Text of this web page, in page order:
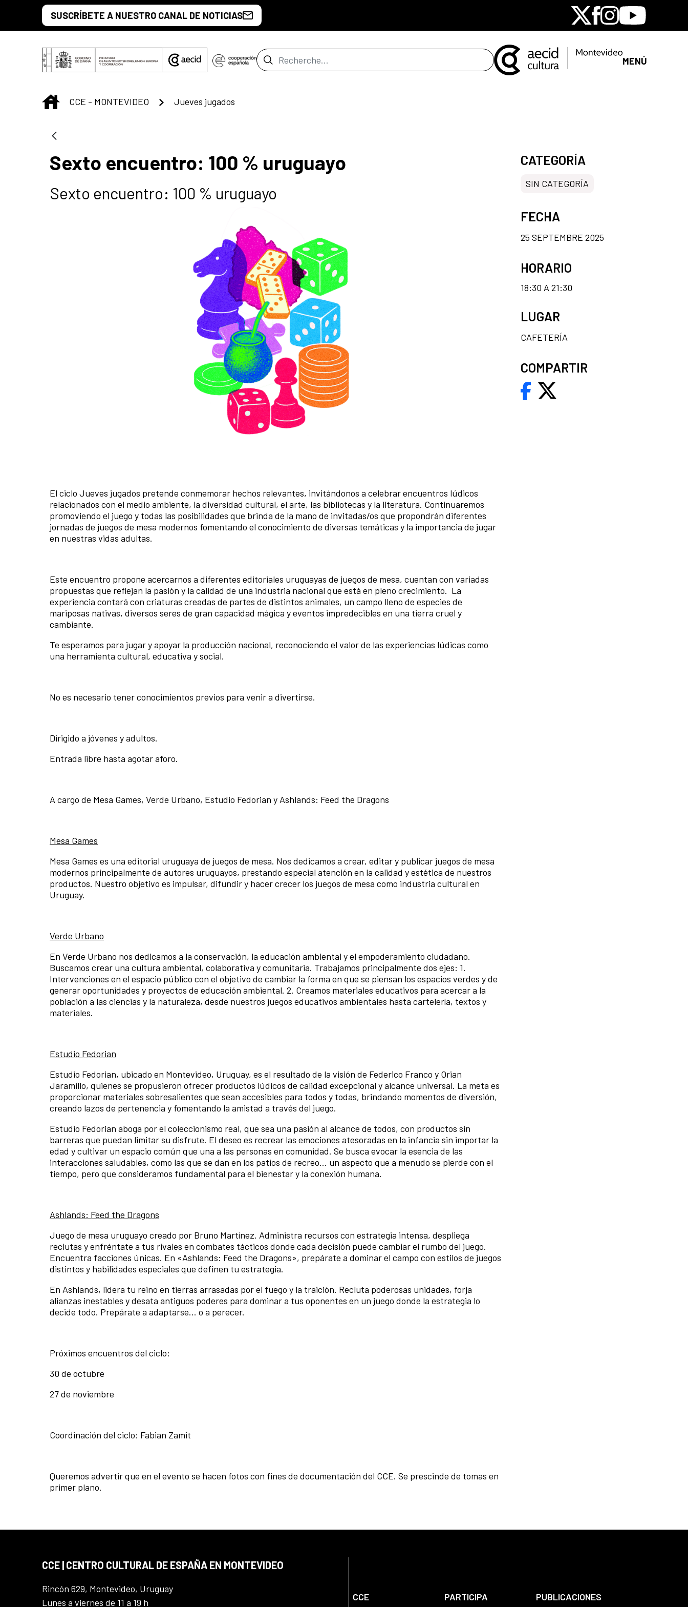
Saut au contenu principal
SUSCRÍBETE A NUESTRO CANAL DE NOTICIAS X Facebook
Instagram
Youtube
Barre de recherche MENÚ
INICIO
CCE - MONTEVIDEO Jueves jugados
Sexto encuentro: 100 % uruguayo
Sexto encuentro: 100 % uruguayo
El ciclo Jueves jugados pretende conmemorar hechos relevantes, invitándonos a celebrar encuentros lúdicos
relacionados con el medio ambiente, la diversidad cultural, el arte, las bibliotecas y la literatura. Continuaremos
promoviendo el juego y todas las posibilidades que brinda de la mano de invitadas/os que propondrán diferentes
jornadas de juegos de mesa modernos fomentando el conocimiento de diversas temáticas y la importancia de jugar
en nuestras vidas adultas.
Este encuentro propone acercarnos a diferentes editoriales uruguayas de juegos de mesa, cuentan con variadas
propuestas que reflejan la pasión y la calidad de una industria nacional que está en pleno crecimiento. La
experiencia contará con criaturas creadas de partes de distintos animales, un campo lleno de especies de
mariposas nativas, diversos seres de gran capacidad mágica y eventos impredecibles en una tierra cruel y
cambiante.
Te esperamos para jugar y apoyar la producción nacional, reconociendo el valor de las experiencias lúdicas como
una herramienta cultural, educativa y social.
No es necesario tener conocimientos previos para venir a divertirse.
Dirigido a jóvenes y adultos.
Entrada libre hasta agotar aforo.
A cargo de Mesa Games, Verde Urbano, Estudio Fedorian y Ashlands: Feed the Dragons
Mesa Games
Mesa Games es una editorial uruguaya de juegos de mesa. Nos dedicamos a crear, editar y publicar juegos de mesa
modernos principalmente de autores uruguayos, prestando especial atención en la calidad y estética de nuestros
productos. Nuestro objetivo es impulsar, difundir y hacer crecer los juegos de mesa como industria cultural en
Uruguay.
Verde Urbano
En Verde Urbano nos dedicamos a la conservación, la educación ambiental y el empoderamiento ciudadano.
Buscamos crear una cultura ambiental, colaborativa y comunitaria. Trabajamos principalmente dos ejes: 1.
Intervenciones en el espacio público con el objetivo de cambiar la forma en que se piensan los espacios verdes y de
generar oportunidades y proyectos de educación ambiental. 2. Creamos materiales educativos para acercar a la
población a las ciencias y la naturaleza, desde nuestros juegos educativos ambientales hasta cartelería, textos y
materiales.
Estudio Fedorian
Estudio Fedorian, ubicado en Montevideo, Uruguay, es el resultado de la visión de Federico Franco y Orian
Jaramillo, quienes se propusieron ofrecer productos lúdicos de calidad excepcional y alcance universal. La meta es
proporcionar materiales sobresalientes que sean accesibles para todos y todas, brindando momentos de diversión,
creando lazos de pertenencia y fomentando la amistad a través del juego.
Estudio Fedorian aboga por el coleccionismo real, que sea una pasión al alcance de todos, con productos sin
barreras que puedan limitar su disfrute. El deseo es recrear las emociones atesoradas en la infancia sin importar la
edad y cultivar un espacio común que una a las personas en comunidad. Se busca evocar la esencia de las
interacciones saludables, como las que se dan en los patios de recreo... un aspecto que a menudo se pierde con el
tiempo, pero que consideramos fundamental para el bienestar y la conexión humana.
Ashlands: Feed the Dragons
Juego de mesa uruguayo creado por Bruno Martínez. Administra recursos con estrategia intensa, despliega
reclutas y enfréntate a tus rivales en combates tácticos donde cada decisión puede cambiar el rumbo del juego.
Encuentra facciones únicas. En «Ashlands: Feed the Dragons», prepárate a dominar el campo con estilos de juegos
distintos y habilidades especiales que definen tu estrategia.
En Ashlands, lidera tu reino en tierras arrasadas por el fuego y la traición. Recluta poderosas unidades, forja
alianzas inestables y desata antiguos poderes para dominar a tus oponentes en un juego donde la estrategia lo
decide todo. Prepárate a adaptarse… o a perecer.
Próximos encuentros del ciclo:
30 de octubre
27 de noviembre
Coordinación del ciclo: Fabian Zamit
Queremos advertir que en el evento se hacen fotos con fines de documentación del CCE. Se prescinde de tomas en
primer plano.
CATEGORÍA
SIN CATEGORÍA
FECHA
25 SEPTEMBRE 2025
HORARIO
18:30 A 21:30
LUGAR
CAFETERÍA
COMPARTIR
CCE | CENTRO CULTURAL DE ESPAÑA EN MONTEVIDEO
Rincón 629, Montevideo, Uruguay
Lunes a viernes de 11 a 19 h
CCE PARTICIPA
PUBLICACIONES